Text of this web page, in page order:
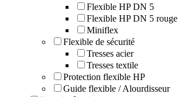
Flexible HP DN 5
Flexible HP DN 5 rouge
Miniflex
Flexible de sécurité
Tresses acier
Tresses textile
Protection flexible HP
Guide flexible / Alourdisseur